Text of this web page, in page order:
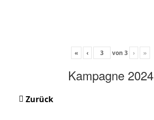
« ‹ von 3 › »
Kampagne 2024
Zurück